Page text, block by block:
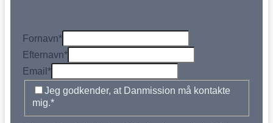
Fornavn*
Efternavn*
Email*
Jeg godkender, at Danmission må kontakte
mig.*